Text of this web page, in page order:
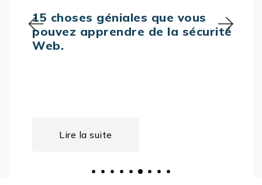
que vous
de la sécurité
Responsables
vous prêts à